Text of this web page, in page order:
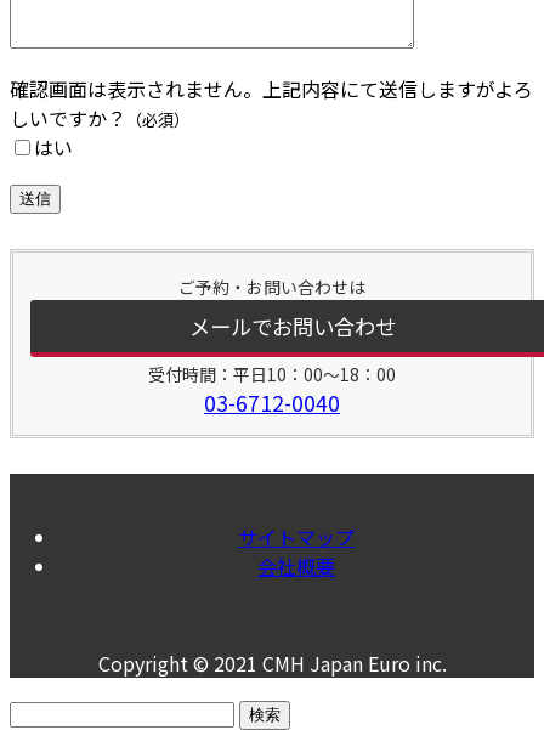
確認画面は表示されません。上記内容にて送信しますがよろ
しいですか？
（必須）
はい
ご予約・お問い合わせは
メールでお問い合わせ
受付時間：平日10：00～18：00
03-6712-0040
サイトマップ
会社概要
Copyright © 2021 CMH Japan Euro inc.
検